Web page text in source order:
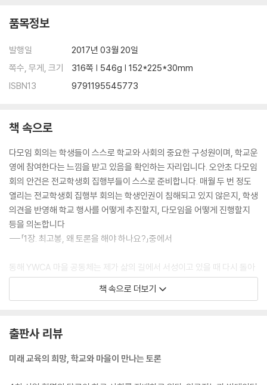
12장 배움의 실천4: 폐광지역에서 핀 이야기꽃 _ 152
14장 학부모, 학부모강사로 도약하기 _ 179
15장 학부모로서 Vs 강사로서 _ 189
16장 나의 고군분투기1 _ 202
17장 나의 고군분투기2 _ 214
미래를 열다 _ 225
18장 작은 도서관을 노닐다 _ 226
19장 그림책, 토론을 만나다 _ 240
20장 토론수업 커리큘럼 짜기 _ 253
21장 마을교사가 되기 위한 6가지 자세 _ 270
22장 얼렁뚱땅 독서 토론 _ 281
부록 _ 295
재미있는 독서 토론을 위한 그림책 _ 296
품목정보
발행일
2017년 03월 20일
쪽수, 무게, 크기
316쪽 | 546g | 152*225*30mm
ISBN13
9791195545773
책 속으로
다모임 회의는 학생들이 스스로 학교와 사회의 중요한 구성원이며, 학교운
영에 참여한다는 느낌을 받고 있음을 확인하는 자리입니다. 오안초 다모임
회의 안건은 전교학생회 집행부들이 스스로 준비합니다. 매월 두 번 정도
열리는 전교학생회 집행부 회의는 학생인권이 침해되고 있지 않은지, 학생
의견을 반영해 학교 행사를 어떻게 추진할지, 다모임을 어떻게 진행할지
등을 의논합니다
---「1장. 최고봉, 왜 토론을 해야 하나요?」중에서
동해 YWCA 마을 공동체는 제가 삶의 길에서 서성이고 있을 때 다시 돌아
갈 수 있는 길잡이 역할을 해준 곳입니다. 저는 이사로 활동 하던 중 지난 2
년간 회장직을 맡아 세상을 살리는 다양한 프로그램을 진행 했습니다. 그
한 훈련을 시켰습니다. 책을 선정하여 읽고 발제를 하고, 논제를 찾았으며,
치열하게 토론을 했습니다. 치열하고 경쟁적일 것만 같던 토론은 생각과
달리 다름을 인정해주는 과정이었습니다. 늦은 시간까지 모둠 스터디를 하
고, 뜨거운 여름을 책과 함께 보낸 우리는 성장해 있었습니다. 혹독한 과정
책 속으로 더보기
출판사 리뷰
미래 교육의 희망, 학교와 마을이 만나는 토론